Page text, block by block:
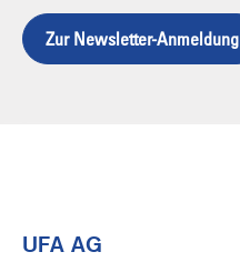
Zur Newsletter-Anmeldung
UFA AG